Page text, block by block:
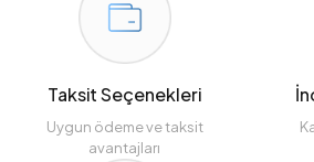
Taksit Seçenekleri
Uygun ödeme ve taksit
avantajları